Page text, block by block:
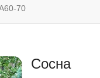
70
Сосна